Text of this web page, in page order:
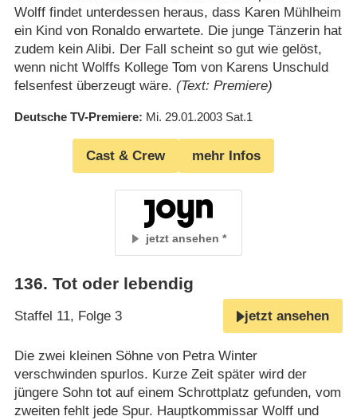
Wolff findet unterdessen heraus, dass Karen Mühlheim
ein Kind von Ronaldo erwartete. Die junge Tänzerin hat
zudem kein Alibi. Der Fall scheint so gut wie gelöst,
wenn nicht Wolffs Kollege Tom von Karens Unschuld
felsenfest überzeugt wäre. (Text: Premiere)
Deutsche TV-Premiere Mi. 29.01.2003 Sat.1
Cast & Crew mehr Infos
jetzt ansehen
136. Tot oder lebendig
Staffel 11, Folge 3 jetzt ansehen
Die zwei kleinen Söhne von Petra Winter
verschwinden spurlos. Kurze Zeit später wird der
jüngere Sohn tot auf einem Schrottplatz gefunden, vom
zweiten fehlt jede Spur. Hauptkommissar Wolff und